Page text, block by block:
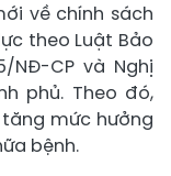
về chính sách
theo Luật Bảo
NĐ-CP và Nghị
phủ. Theo đó,
mức hưởng
bệnh.